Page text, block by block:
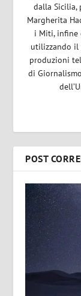
dalla Sicilia,
Margherita
i Miti, infine
utilizzando il
produzioni
di
POST